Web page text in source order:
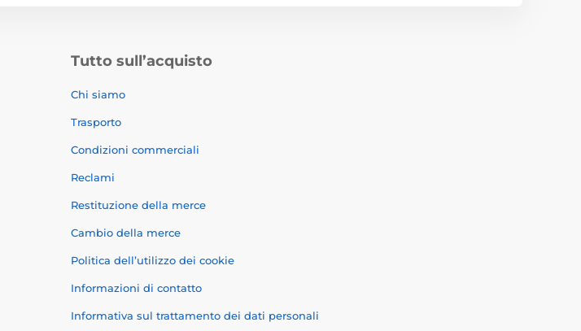
Tutto sull’acquisto
Chi siamo
Trasporto
Condizioni commerciali
Reclami
Restituzione della merce
Cambio della merce
Politica dell’utilizzo dei cookie
Informazioni di contatto
Informativa sul trattamento dei dati personali